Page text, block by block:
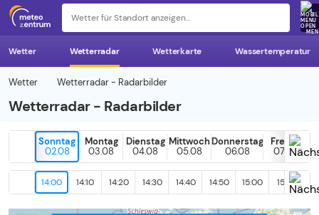
z
Wetter Wetterradar Wetterkarte Wassertemperatur
Wetter Wetterradar - Radarbilder
Wetterradar - Radarbilder
Sonntag
02.08
Montag
03.08
Dienstag
04.08
Mittwoch
05.08
Donnerstag
06.08
Freitag
07.08
14:00 14:10 14:20 14:30 14:40 14:50 15:00 15:10